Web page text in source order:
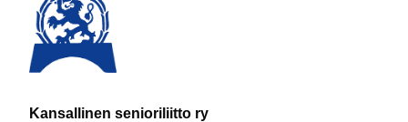
Kansallinen senioriliitto ry